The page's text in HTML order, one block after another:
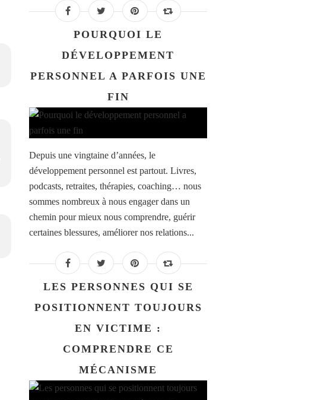
POURQUOI LE
DÉVELOPPEMENT
PERSONNEL A PARFOIS UNE
FIN
Depuis une vingtaine d’années, le
développement personnel est partout. Livres,
podcasts, retraites, thérapies, coaching… nous
sommes nombreux à nous engager dans un
chemin pour mieux nous comprendre, guérir
certaines blessures, améliorer nos relations...
LES PERSONNES QUI SE
POSITIONNENT TOUJOURS
EN VICTIME :
COMPRENDRE CE
MÉCANISME